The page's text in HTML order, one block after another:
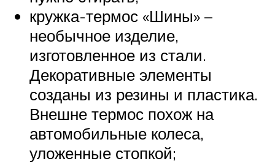
кружка-термос «Шины» –
необычное изделие,
изготовленное из стали.
Декоративные элементы
созданы из резины и пластика.
Внешне термос похож на
автомобильные колеса,
уложенные стопкой;